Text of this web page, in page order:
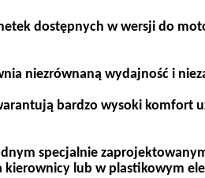
dostępnych w wersji do
niezrównaną wydajność i
bardzo wysoki komfort
specjalnie
lub w plastikowym